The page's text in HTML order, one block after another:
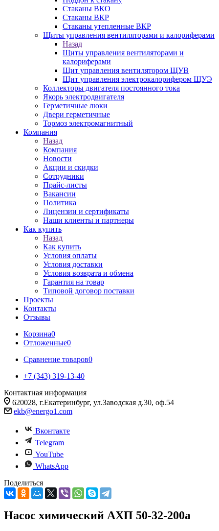
Стаканы ВКО
Стаканы ВКР
Стаканы утепленные ВКР
Щиты управления вентиляторами и калориферами
Назад
Щиты управления вентиляторами и
калориферами
Щит управления вентилятором ЩУВ
Щит управления электрокалорифером ЩУЭ
Коллекторы двигателя постоянного тока
Якорь электродвигателя
Герметичные люки
Двери герметичные
Тормоз электромагнитный
Компания
Назад
Компания
Новости
Акции и скидки
Сотрудники
Прайс-листы
Вакансии
Политика
Лицензии и сертификаты
Наши клиенты и партнеры
Как купить
Назад
Как купить
Условия оплаты
Условия доставки
Условия возврата и обмена
Гарантия на товар
Типовой договор поставки
Проекты
Контакты
Отзывы
Корзина0
Отложенные0
Сравнение товаров0
+7 (343) 319-13-40
Контактная информация
620028, г.Екатеринбург, ул.Заводская д.30, оф.54
ekb@energo1.com
Вконтакте
Telegram
YouTube
WhatsApp
Поделиться
Насос химический АХП 50-32-200а